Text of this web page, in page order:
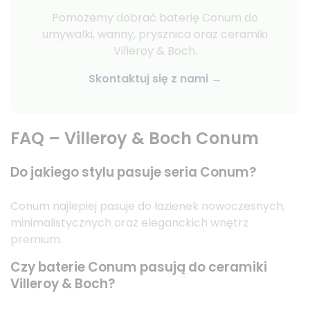
Pomożemy dobrać baterię Conum do
umywalki, wanny, prysznica oraz ceramiki
Villeroy & Boch.
Skontaktuj się z nami →
FAQ – Villeroy & Boch Conum
Do jakiego stylu pasuje seria Conum?
Conum najlepiej pasuje do łazienek nowoczesnych,
minimalistycznych oraz eleganckich wnętrz
premium.
Czy baterie Conum pasują do ceramiki
Villeroy & Boch?